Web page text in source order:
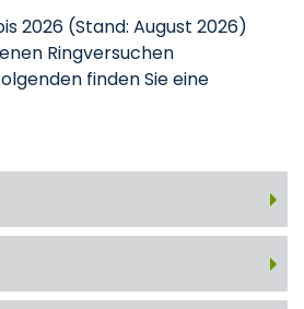
2026 (Stand: August 2026)
Ringversuchen
finden Sie eine